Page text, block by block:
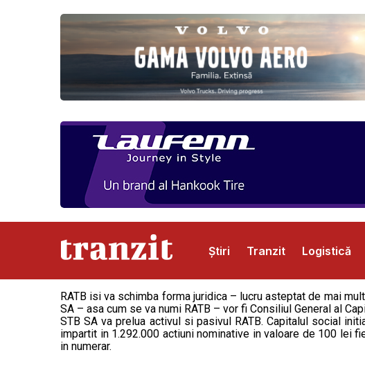
Știri Tranzit Logistică
Abonamente Publicitate Contact
RATB isi va schimba forma juridica – lucru asteptat de mai
SA – asa cum se va numi RATB – vor fi Consiliul General al
STB SA va prelua activul si pasivul RATB. Capitalul social
impartit in 1.292.000 actiuni nominative in valoare de 100 lei
in numerar.